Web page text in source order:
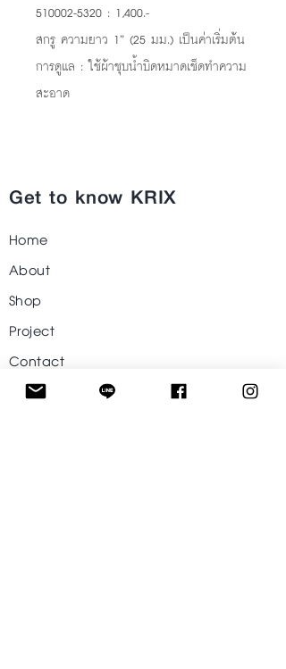
510002-5320 : 1,400.-
สกรู ความยาว 1” (25 มม.) เป็นค่าเริ่มต้น
การดูแล : ใช้ผ้าชุบน้ำบิดหมาดเช็ดทำความ
สะอาด
Get to know KRIX
Home
About
Shop
Project
Contact